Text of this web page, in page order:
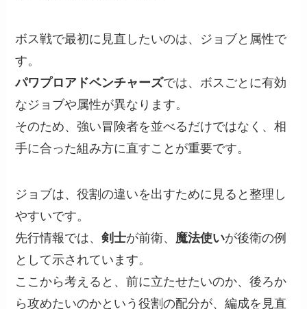
ボス戦で最初に見直したいのは、ジョブと属性で
す。
パワプロアドベンチャーズでは、ボスごとに有効
なジョブや属性が異なります。
そのため、強い冒険者を並べるだけではなく、相
手に合った組み方に直すことが重要です。
ジョブは、役割の違いを出すために見ると整理し
やすいです。
先行情報では、剣士が前衛、 魔法使いが後衛の例
として示されています。
ここから考えると、前に立たせたいのか、後ろか
ら攻めたいのかという役割の配分が、編成を見直